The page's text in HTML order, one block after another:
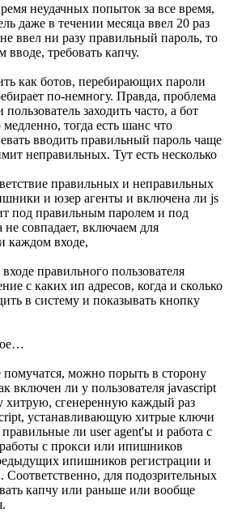
неудачных попыток за все время,
даже в течении месяца ввел 20 раз
ввел ни разу правильный пароль, то
требовать капчу.
как ботов, перебирающих пароли
по-немногу. Правда, проблема
пользователь заходить часто, а бот
медленно, тогда есть шанс что
вводить правильный пароль чаще
неправильных. Тут есть несколько
правильных и неправильных
и юзер агенты и включена ли js
под правильным паролем и под
совпадает, включаем для
каждом входе,
правильного пользователя
с каких ип адресов, когда и сколько
в систему и показывать кнопку
помучатся, можно порыть в сторону
включен ли у пользователя javascript
хитрую, сгенеренную каждый раз
устанавливающую хитрые ключи
ли user agent'ы и работа с
с прокси или ипишников
ипишников регистрации и
для подозрительных
капчу или раньше или вообще